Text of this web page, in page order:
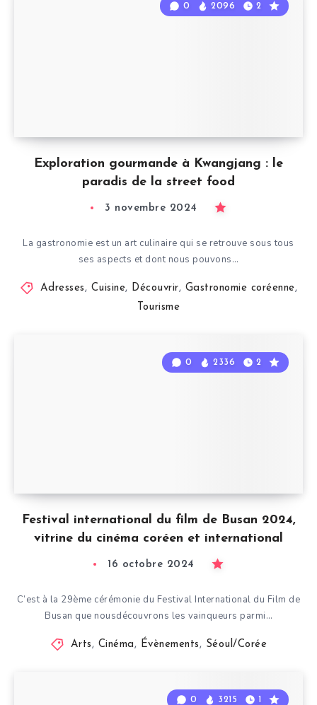
Exploration gourmande à Kwangjang : le
paradis de la street food
0 2096 2
3 novembre 2024
La gastronomie est un art culinaire qui se retrouve sous tous
ses aspects et dont nous pouvons…
Adresses, Cuisine, Découvrir, Gastronomie coréenne,
Tourisme
Festival international du film de Busan 2024,
vitrine du cinéma coréen et international
0 2336 2
16 octobre 2024
C’est à la 29ème cérémonie du Festival International du Film de
Busan que nousdécouvrons les vainqueurs parmi…
Arts, Cinéma, Évènements, Séoul/Corée
0 3215 1